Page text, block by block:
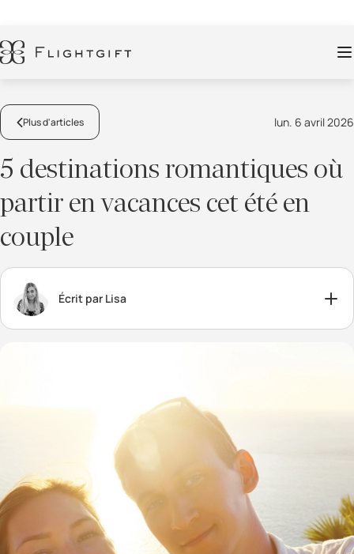
Plus d'articles lun. 6 avril 2026
5 destinations romantiques où
partir en vacances cet été en
couple
Écrit par Lisa